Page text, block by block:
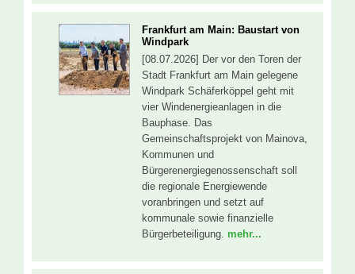
Frankfurt am Main: Baustart von
Windpark
[08.07.2026] Der vor den Toren der
Stadt Frankfurt am Main gelegene
Windpark Schäferköppel geht mit
vier Windenergieanlagen in die
Bauphase. Das
Gemeinschaftsprojekt von Mainova,
Kommunen und
Bürgerenergiegenossenschaft soll
die regionale Energiewende
voranbringen und setzt auf
kommunale sowie finanzielle
Bürgerbeteiligung. mehr...